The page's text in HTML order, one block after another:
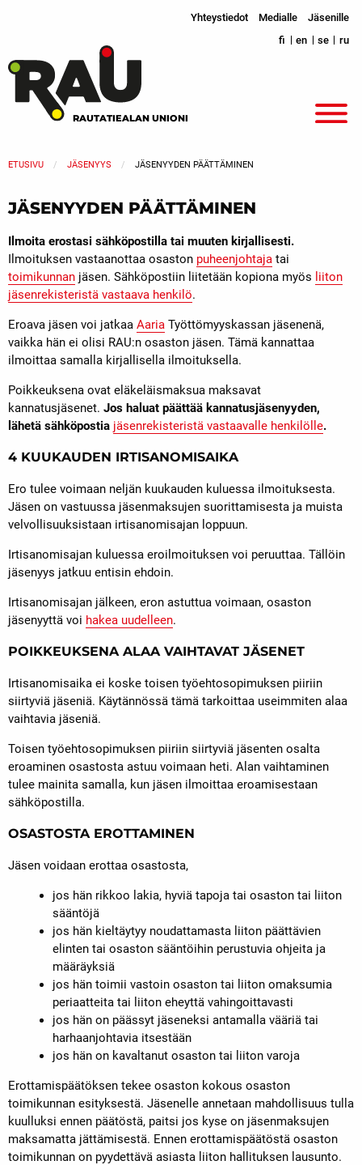
Yhteystiedot Medialle
Jäsenille
fi
en se ru
RAUTATIEALAN UNIONI
ETUSIVU JÄSENYYS JÄSENYYDEN PÄÄTTÄMINEN
JÄSENYYDEN PÄÄTTÄMINEN
Ilmoita erostasi sähköpostilla tai muuten kirjallisesti.
Ilmoituksen vastaanottaa osaston puheenjohtaja tai
toimikunnan jäsen. Sähköpostiin liitetään kopiona myös liiton
jäsenrekisteristä vastaava henkilö.
Eroava jäsen voi jatkaa Aaria Työttömyyskassan jäsenenä,
vaikka hän ei olisi RAU:n osaston jäsen. Tämä kannattaa
ilmoittaa samalla kirjallisella ilmoituksella.
Poikkeuksena ovat eläkeläismaksua maksavat
kannatusjäsenet. Jos haluat päättää kannatusjäsenyyden,
lähetä sähköpostia jäsenrekisteristä vastaavalle henkilölle.
4 KUUKAUDEN IRTISANOMISAIKA
Ero tulee voimaan neljän kuukauden kuluessa ilmoituksesta.
Jäsen on vastuussa jäsenmaksujen suorittamisesta ja muista
velvollisuuksistaan irtisanomisajan loppuun.
Irtisanomisajan kuluessa eroilmoituksen voi peruuttaa. Tällöin
jäsenyys jatkuu entisin ehdoin.
Irtisanomisajan jälkeen, eron astuttua voimaan, osaston
jäsenyyttä voi hakea uudelleen.
POIKKEUKSENA ALAA VAIHTAVAT JÄSENET
Irtisanomisaika ei koske toisen työehtosopimuksen piiriin
siirtyviä jäseniä. Käytännössä tämä tarkoittaa useimmiten alaa
vaihtavia jäseniä.
Toisen työehtosopimuksen piiriin siirtyviä jäsenten osalta
eroaminen osastosta astuu voimaan heti. Alan vaihtaminen
tulee mainita samalla, kun jäsen ilmoittaa eroamisestaan
sähköpostilla.
OSASTOSTA EROTTAMINEN
Jäsen voidaan erottaa osastosta,
jos hän rikkoo lakia, hyviä tapoja tai osaston tai liiton
sääntöjä
jos hän kieltäytyy noudattamasta liiton päättävien
elinten tai osaston sääntöihin perustuvia ohjeita ja
määräyksiä
jos hän toimii vastoin osaston tai liiton omaksumia
periaatteita tai liiton eheyttä vahingoittavasti
jos hän on päässyt jäseneksi antamalla vääriä tai
harhaanjohtavia itsestään
jos hän on kavaltanut osaston tai liiton varoja
Erottamispäätöksen tekee osaston kokous osaston
toimikunnan esityksestä. Jäsenelle annetaan mahdollisuus tulla
kuulluksi ennen päätöstä, paitsi jos kyse on jäsenmaksujen
maksamatta jättämisestä. Ennen erottamispäätöstä osaston
toimikunnan on pyydettävä asiasta liiton hallituksen lausunto.